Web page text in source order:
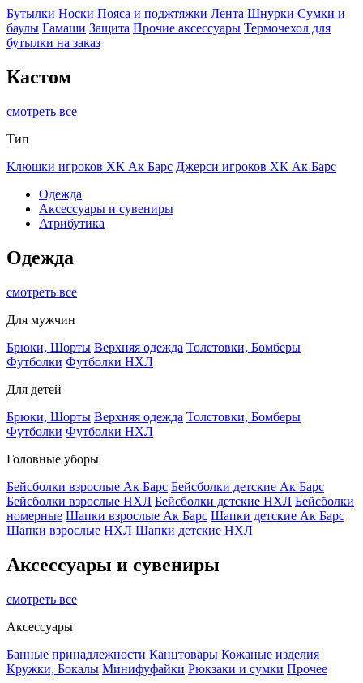
Бутылки Носки Пояса и поджтяжки Лента Шнурки Сумки и
баулы Гамаши Защита Прочие аксессуары Термочехол для
бутылки на заказ
Кастом
смотреть все
Тип
Клюшки игроков ХК Ак Барс Джерси игроков ХК Ак Барс
Одежда
Аксессуары и сувениры
Атрибутика
Одежда
смотреть все
Для мужчин
Брюки, Шорты Верхняя одежда Толстовки, Бомберы
Футболки Футболки НХЛ
Для детей
Брюки, Шорты Верхняя одежда Толстовки, Бомберы
Футболки Футболки НХЛ
Головные уборы
Бейсболки взрослые Ак Барс Бейсболки детские Ак Барс
Бейсболки взрослые НХЛ Бейсболки детские НХЛ Бейсболки
номерные Шапки взрослые Ак Барс Шапки детские Ак Барс
Шапки взрослые НХЛ Шапки детские НХЛ
Аксессуары и сувениры
смотреть все
Аксессуары
Банные принадлежности Канцтовары Кожаные изделия
Кружки, Бокалы Минифуфайки Рюкзаки и сумки Прочее